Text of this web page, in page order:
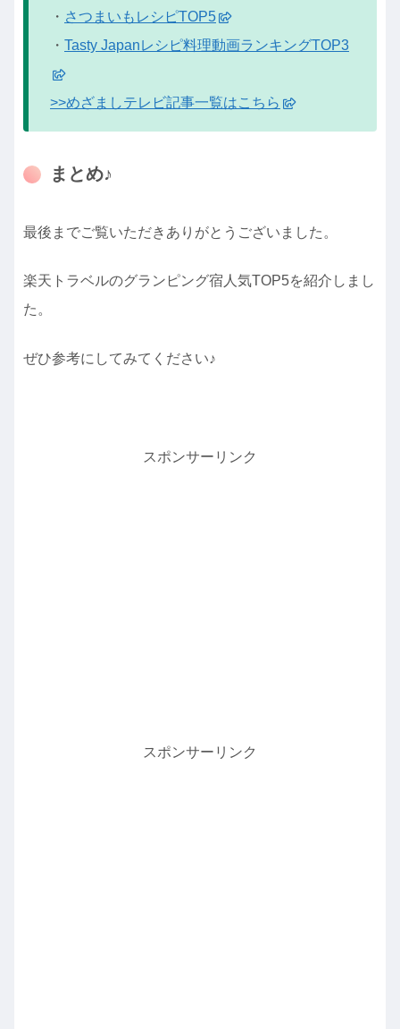
・ さつまいもレシピTOP5
・ Tasty Japanレシピ料理動画ランキングTOP3
>>めざましテレビ記事一覧はこちら
まとめ♪
最後までご覧いただきありがとうございました。
楽天トラベルのグランピング宿人気TOP5を紹介しまし
た。
ぜひ参考にしてみてください♪
スポンサーリンク
スポンサーリンク